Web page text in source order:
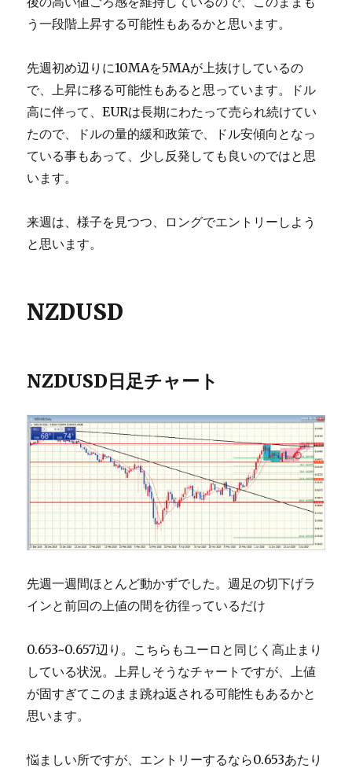
う一段階上昇する可能性もあるかと思います。
先週初め辺りに10MAを5MAが上抜けしているの
で、上昇に移る可能性もあると思っています。ドル
高に伴って、EURは長期にわたって売られ続けてい
たので、ドルの量的緩和政策で、ドル安傾向となっ
ている事もあって、少し反発しても良いのではと思
います。
来週は、様子を見つつ、ロングでエントリーしよう
と思います。
NZDUSD
NZDUSD日足チャート
先週一週間ほとんど動かずでした。週足の切下げラ
インと前回の上値の間を彷徨っているだけ
0.653~0.657辺り。こちらもユーロと同じく高止まり
している状況。上昇しそうなチャートですが、上値
が固すぎてこのまま跳ね返される可能性もあるかと
思います。
悩ましい所ですが、エントリーするなら0.653あたり